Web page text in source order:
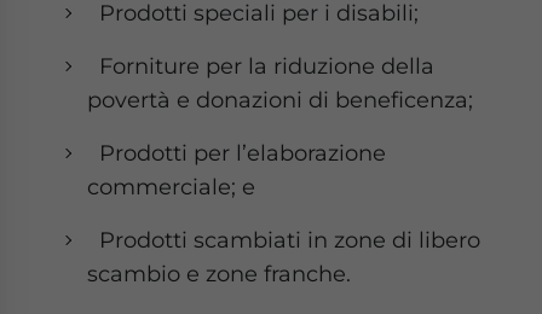
Prodotti speciali per i disabili;
Forniture per la riduzione della
povertà e donazioni di beneficenza;
Prodotti per l’elaborazione
commerciale; e
Prodotti scambiati in zone di libero
scambio e zone franche.